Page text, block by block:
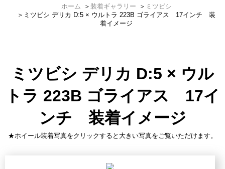
ホーム ＞ 装着ギャラリー ＞ ミツビシ
＞ ミツビシ デリカ D:5 × ウルトラ 223B ゴライアス 17インチ 装
着イメージ
ミツビシ デリカ D:5 × ウル
トラ 223B ゴライアス 17イ
ンチ 装着イメージ
★ホイール装着写真をクリックすると大きい写真をご覧いただけます。